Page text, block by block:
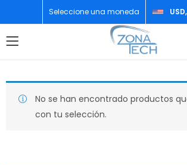
Seleccione una moneda
No se han encontrado productos
con tu selección.